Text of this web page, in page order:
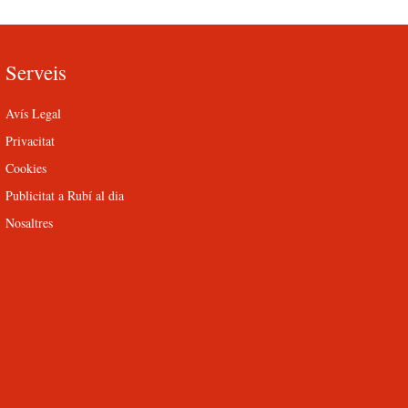
Serveis
Avís Legal
Privacitat
Cookies
Publicitat a Rubí al dia
Nosaltres